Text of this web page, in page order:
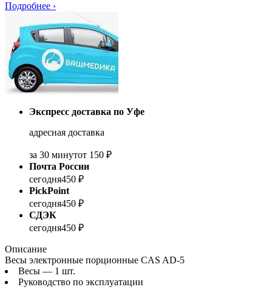
Подробнее ›
Экспресс доставка по Уфе
адресная доставка
за 30 минутот 150 ₽
Почта России
сегодня450 ₽
PickPoint
сегодня450 ₽
СДЭК
сегодня450 ₽
Описание
Весы электронные порционные CAS AD-5
Весы — 1 шт.
Руководство по эксплуатации